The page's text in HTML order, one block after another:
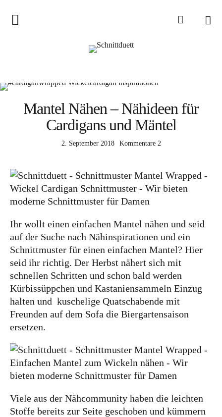
Home
Schnittduett Magazin
Inspirationen
Schnittmuster-Hacks
Stoffempfehlungen
Tipps zur Schnittanpassung
Wir sagen Danke und Good
Bye!
Kontakt
Instagram Facebook
Tweed
&
Greet
Rapantinchen
Mantel Nähen – Nähideen für
Cardigans und Mäntel
2. September 2018 Kommentare 2
Ihr wollt einen einfachen Mantel nähen und seid
auf der Suche nach Nähinspirationen und ein
Schnittmuster für einen einfachen Mantel? Hier
seid ihr richtig. Der Herbst nähert sich mit
schnellen Schritten und schon bald werden
Kürbissüppchen und Kastaniensammeln Einzug
halten und kuschelige Quatschabende mit
Freunden auf dem Sofa die Biergartensaison
ersetzen.
Viele aus der Nähcommunity haben die leichten
Stoffe bereits zur Seite geschoben und kümmern